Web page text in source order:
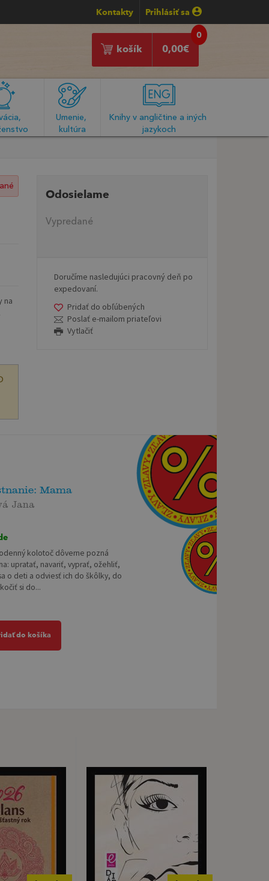
Kontakty Prihlásiť sa
0
0,00€
košík
Umenie,
kultúra
Knihy v angličtine a iných
jazykoch
na
Odosielame
Vypredané
Doručíme nasledujúci pracovný deň po
expedovaní.
Pridať do obľúbených
Poslať e-mailom priateľovi
Vytlačiť
Mama
Jana
kolotoč dôverne pozná
upratať, navariť, vyprať, ožehliť,
o deti a odviesť ich do škôlky, do
si do...
do košíka